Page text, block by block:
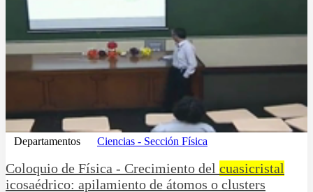
Departamentos Ciencias - Sección Física
Coloquio de Física - Crecimiento del cuasicristal
icosaédrico: apilamiento de átomos o clusters